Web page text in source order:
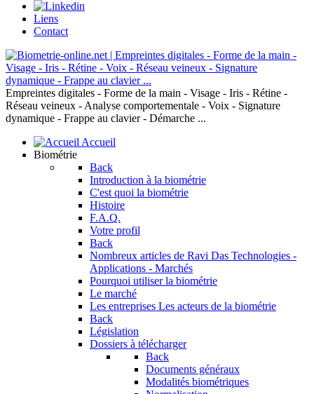
Liens
Contact
Empreintes digitales - Forme de la main - Visage - Iris - Rétine -
Réseau veineux - Analyse comportementale - Voix - Signature
dynamique - Frappe au clavier - Démarche ...
Accueil
Biométrie
Back
Introduction à la biométrie
C'est quoi la biométrie
Histoire
F.A.Q.
Votre profil
Back
Nombreux articles de Ravi Das Technologies -
Applications - Marchés
Pourquoi utiliser la biométrie
Le marché
Les entreprises Les acteurs de la biométrie
Back
Législation
Dossiers à télécharger
Back
Documents généraux
Modalités biométriques